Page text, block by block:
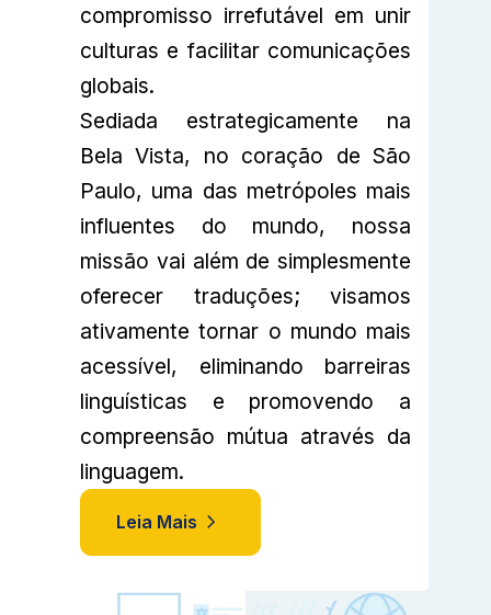
compromisso irrefutável em unir
culturas e facilitar comunicações
globais.
Sediada estrategicamente na
Bela Vista, no coração de São
Paulo, uma das metrópoles mais
influentes do mundo, nossa
missão vai além de simplesmente
oferecer traduções; visamos
ativamente tornar o mundo mais
acessível, eliminando barreiras
linguísticas e promovendo a
compreensão mútua através da
linguagem.
Leia Mais